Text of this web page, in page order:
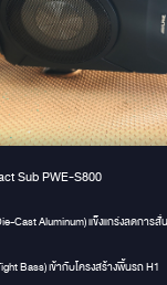
Sub PWE-S800
Cast Aluminum) แข็งแกร่งลดการสั่
Bass) เข้ากับโครงสร้างพื้นรถ H1